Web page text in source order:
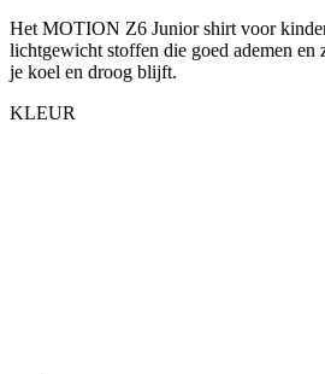
Het MOTION Z6 Junior shirt voor
lichtgewicht stoffen die goed ademen en
je koel en droog blijft.
KLEUR